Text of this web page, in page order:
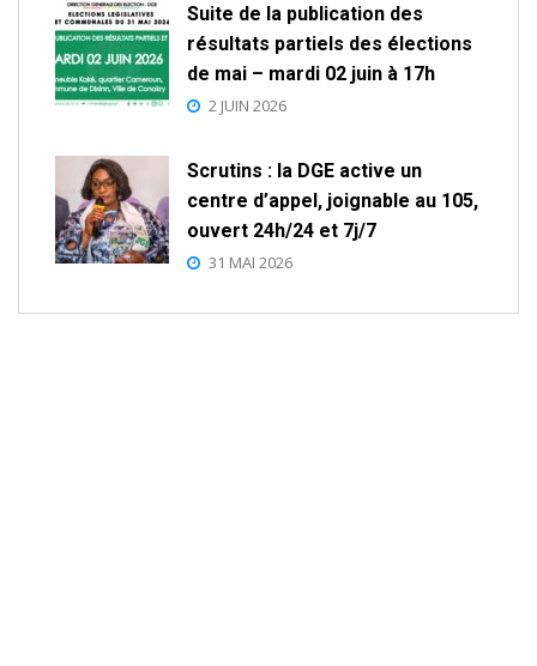
Suite de la publication des
résultats partiels des élections
de mai – mardi 02 juin à 17h
2 JUIN 2026
Scrutins : la DGE active un
centre d’appel, joignable au 105,
ouvert 24h/24 et 7j/7
31 MAI 2026